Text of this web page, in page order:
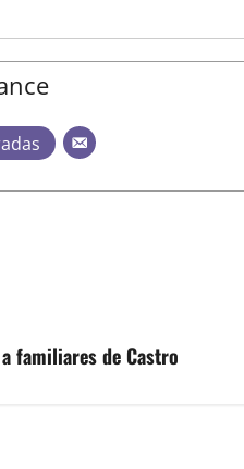
familiares de Castro